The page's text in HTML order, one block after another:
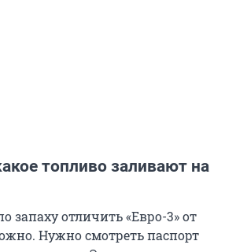
топливо заливают на
запаху отличить «Евро-3» от
Нужно смотреть паспорт